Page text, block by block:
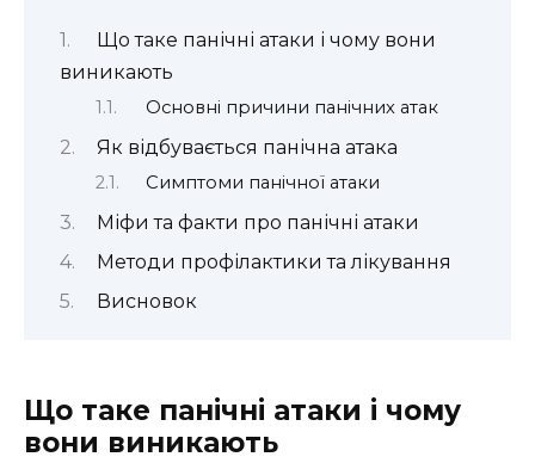
Що таке панічні атаки і чому вони
виникають
Основні причини панічних атак
Як відбувається панічна атака
Симптоми панічної атаки
Міфи та факти про панічні атаки
Методи профілактики та лікування
Висновок
Що таке панічні атаки і чому
вони виникають